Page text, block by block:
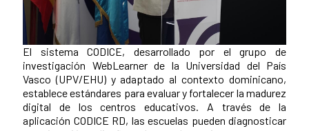
El sistema CODICE, desarrollado por el grupo de
investigación WebLearner de la Universidad del País
Vasco (UPV/EHU) y adaptado al contexto dominicano,
establece estándares para evaluar y fortalecer la madurez
digital de los centros educativos. A través de la
aplicación CODICE RD, las escuelas pueden diagnosticar